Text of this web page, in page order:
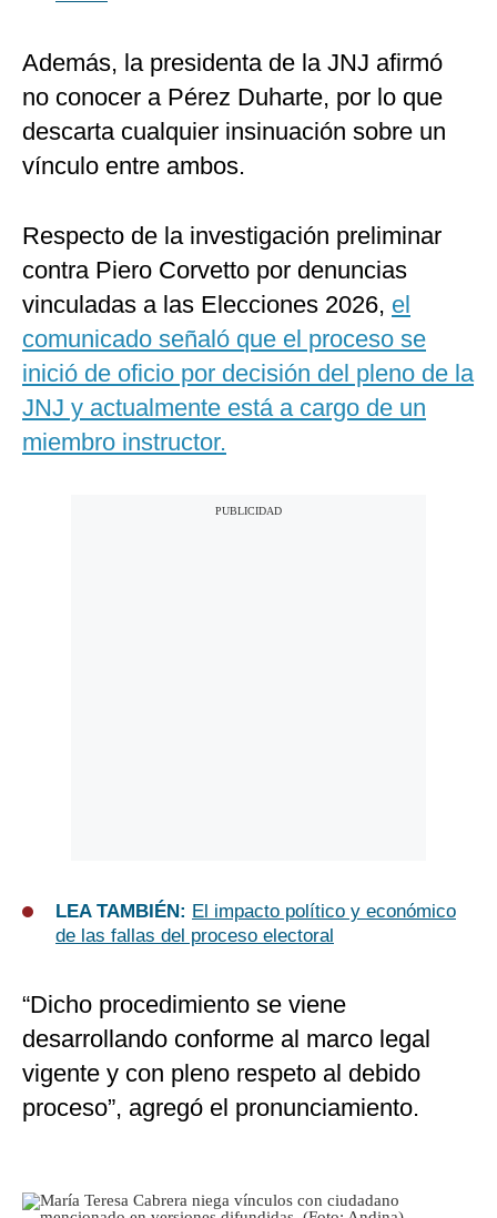
Además, la presidenta de la JNJ afirmó
no conocer a Pérez Duharte, por lo que
descarta cualquier insinuación sobre un
vínculo entre ambos.
Respecto de la investigación preliminar
contra Piero Corvetto por denuncias
vinculadas a las Elecciones 2026, el
comunicado señaló que el proceso se
inició de oficio por decisión del pleno de la
JNJ y actualmente está a cargo de un
miembro instructor.
LEA TAMBIÉN: El impacto político y económico
de las fallas del proceso electoral
“Dicho procedimiento se viene
desarrollando conforme al marco legal
vigente y con pleno respeto al debido
proceso”, agregó el pronunciamiento.